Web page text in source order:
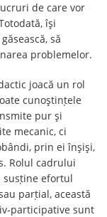
de care vor
își
să
problemelor.
joacă un rol
cunoștinṭele
pur și
mecanic, ci
prin ei înșiși,
Rolul cadrului
susṭine efortul
parṭial, această
participative sunt